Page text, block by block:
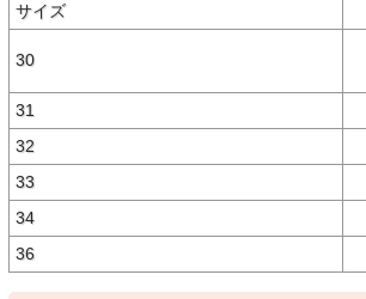
（単位：cm）
【商品説明】
シュガーケーンの代表作「1947モデル」のホワ
ョン。
"1940年代後半のジーンズにみられる贅沢なデ
なく再現したシュガーケーンの代表作「1947モ
イト、緯糸に生成の糸を使用したオリジナル
げた。経糸7番×緯糸7番のムラ糸を旧式のシャ
サイズ
30
31
32
33
34
36